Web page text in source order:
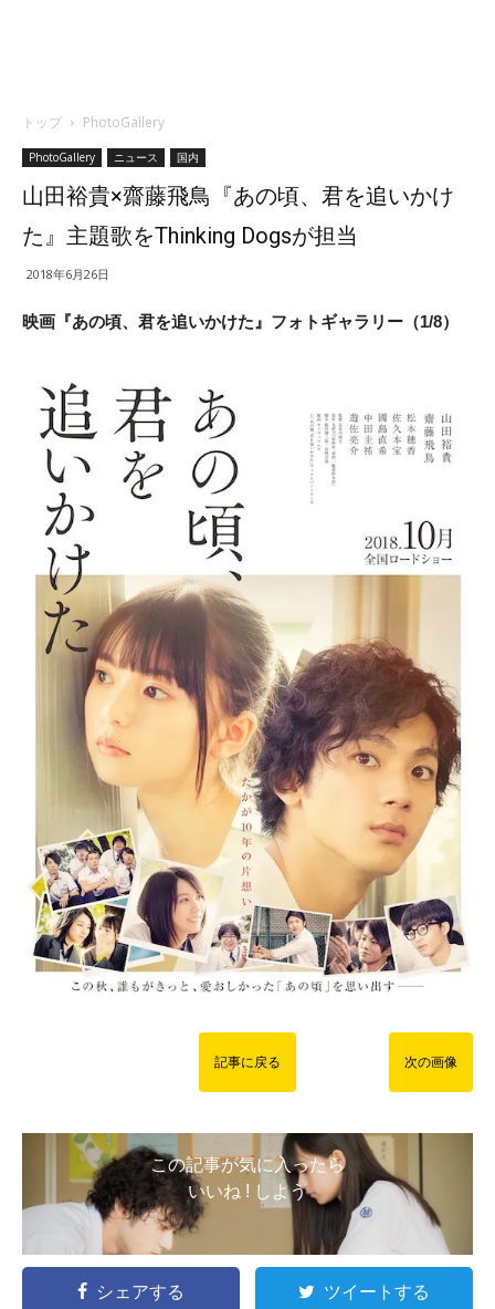
トップ PhotoGallery
PhotoGallery ニュース 国内
山田裕貴×齋藤飛鳥『あの頃、君を追いかけ
た』主題歌をThinking Dogsが担当
2018年6月26日
映画『あの頃、君を追いかけた』フォトギャラリー（1/8）
記事に戻る 次の画像
この記事が気に入ったら
いいね ! しよう
シェアする ツイートする